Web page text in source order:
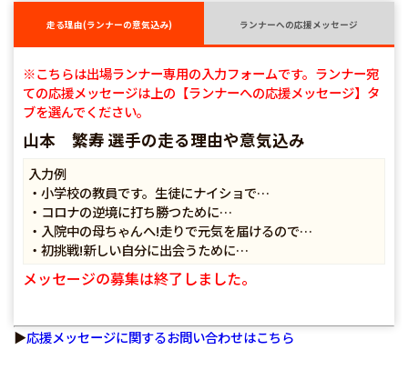
走る理由(ランナーの意気込み) ランナーへの応援メッセージ
※こちらは出場ランナー専用の入力フォームです。ランナー宛
ての応援メッセージは上の【ランナーへの応援メッセージ】タ
ブを選んでください。
山本 繁寿 選手の走る理由や意気込み
入力例
・小学校の教員です。生徒にナイショで…
・コロナの逆境に打ち勝つために…
・入院中の母ちゃんへ!走りで元気を届けるので…
・初挑戦!新しい自分に出会うために…
メッセージの募集は終了しました。
▶応援メッセージに関するお問い合わせはこちら